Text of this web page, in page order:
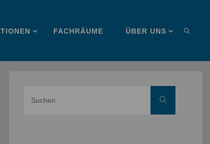
FACHRÄUME ÜBER UNS
Suchen